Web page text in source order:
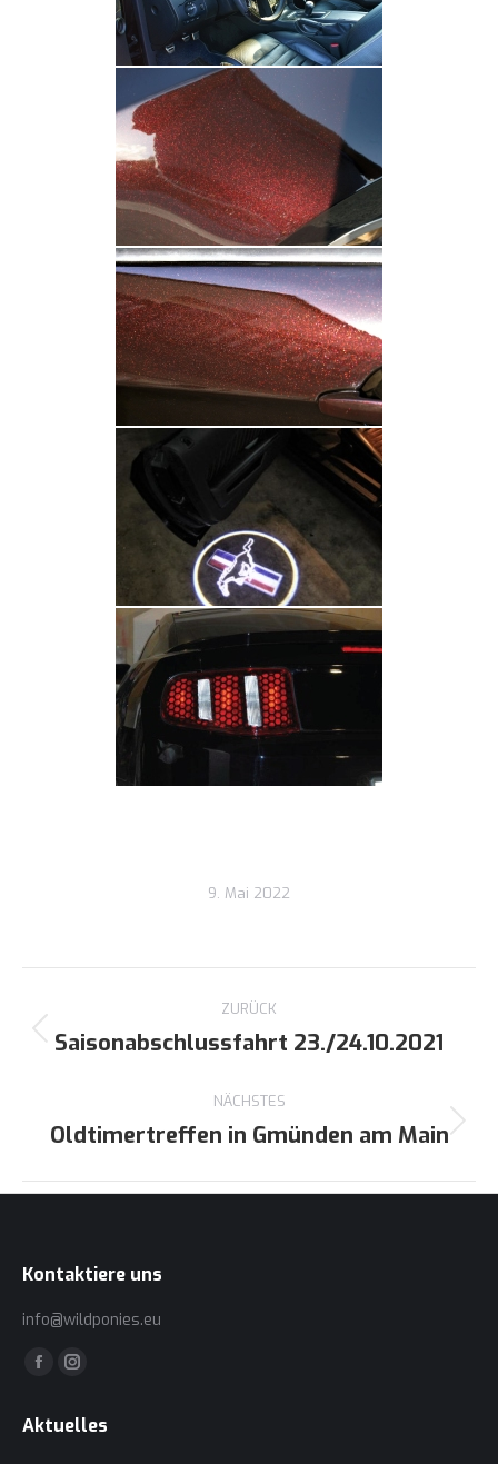
9. Mai 2022
Kommentarnavigation
ZURÜCK
Vorheriger
Saisonabschlussfahrt 23./24.10.2021
NÄCHSTES
Nächster
Oldtimertreffen in Gmünden am Main
Kontaktiere uns
info@wildponies.eu
Finden Sie uns auf:
Facebook
opens
Instagram
opens
Aktuelles